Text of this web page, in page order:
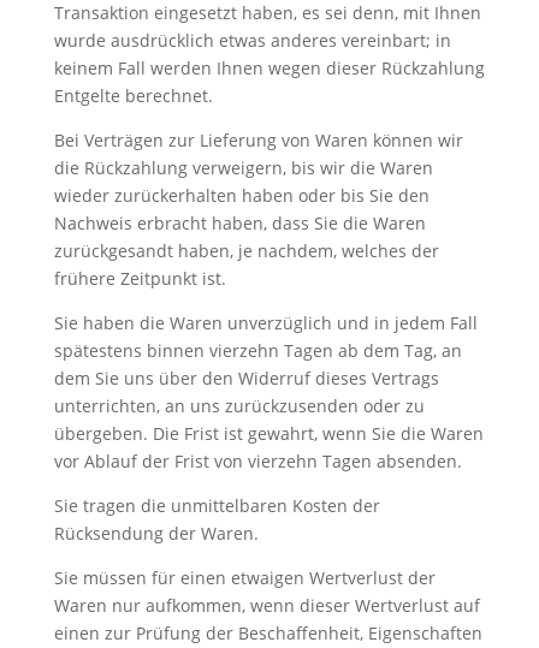
Transaktion eingesetzt haben, es sei denn, mit Ihnen
wurde ausdrücklich etwas anderes vereinbart; in
keinem Fall werden Ihnen wegen dieser Rückzahlung
Entgelte berechnet.
Bei Verträgen zur Lieferung von Waren können wir
die Rückzahlung verweigern, bis wir die Waren
wieder zurückerhalten haben oder bis Sie den
Nachweis erbracht haben, dass Sie die Waren
zurückgesandt haben, je nachdem, welches der
frühere Zeitpunkt ist.
Sie haben die Waren unverzüglich und in jedem Fall
spätestens binnen vierzehn Tagen ab dem Tag, an
dem Sie uns über den Widerruf dieses Vertrags
unterrichten, an uns zurückzusenden oder zu
übergeben. Die Frist ist gewahrt, wenn Sie die Waren
vor Ablauf der Frist von vierzehn Tagen absenden.
Sie tragen die unmittelbaren Kosten der
Rücksendung der Waren.
Sie müssen für einen etwaigen Wertverlust der
Waren nur aufkommen, wenn dieser Wertverlust auf
einen zur Prüfung der Beschaffenheit, Eigenschaften